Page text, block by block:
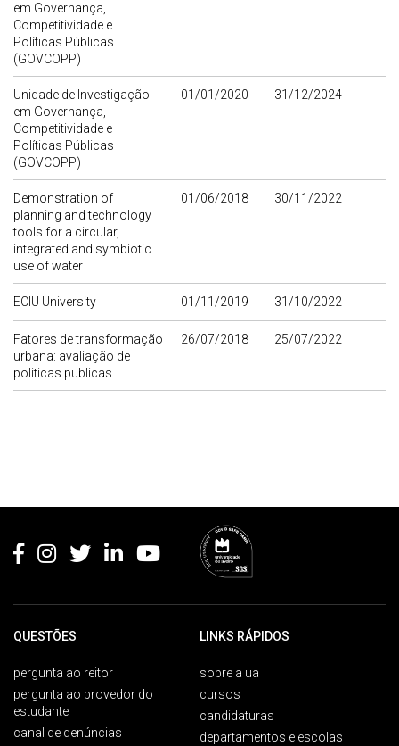
em Governança,
Competitividade e
Políticas Públicas
(GOVCOPP)
Unidade de Investigação
em Governança,
Competitividade e
Políticas Públicas
(GOVCOPP)
01/01/2020 31/12/2024
Demonstration of
planning and technology
tools for a circular,
integrated and symbiotic
use of water
01/06/2018 30/11/2022
ECIU University 01/11/2019 31/10/2022
Fatores de transformação
urbana: avaliação de
politicas publicas
26/07/2018 25/07/2022
QUESTÕES
pergunta ao reitor
pergunta ao provedor do
estudante
canal de denúncias
LINKS RÁPIDOS
sobre a ua
cursos
candidaturas
departamentos e escolas